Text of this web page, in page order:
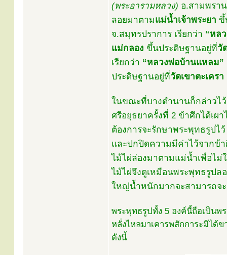
(พระอารามหลวง) อ.สามพรา
ลอยมาตามแม่น้ำเจ้าพระยา ขึ้
จ.สมุทรปราการ เรียกว่า “หล
แม่กลอง ขึ้นประดิษฐานอยู่ที่วั
เรียกว่า “หลวงพ่อบ้านแหลม”
ประดิษฐานอยู่ที่วัดเขาตะเครา
ในขณะที่บางตำนานก็กล่าวไว้
ศรีอยุธยาครั้งที่ 2 ข้าศึกได้เผ
ต้องการจะรักษาพระพุทธรูปไ
และปกปิดความมีค่าไว้จากข้
ไม้ไผ่ล่องมาตามแม่น้ำเพื่อไ
ไม้ไผ่จึงดูเหมือนพระพุทธรูปล
ใหญ่น้ำหนักมากจะสามารถจ
พระพุทธรูปทั้ง 5 องค์นี้ถือเป็นพ
หลั่งไหลมาเคารพสักการะมิได้
ดังนี้